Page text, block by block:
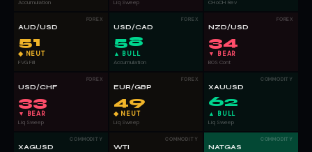
Accumulation Liq Sweep CHoCH Rev
AUD/USD
FOREX
51
◆ NEUT
FVG Fill
USD/CAD
FOREX
58
▲ BULL
Accumulation
NZD/USD
FOREX
34
▼ BEAR
BOS Cont
USD/CHF
FOREX
33
▼ BEAR
Liq Sweep
EUR/GBP
FOREX
49
◆ NEUT
Liq Sweep
XAUUSD
COMMODITY
62
▲ BULL
Liq Sweep
XAGUSD
COMMODITY
WTI
COMMODITY
NATGAS
COMMODITY